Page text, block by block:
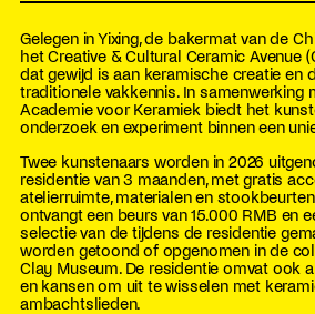
Gelegen in Yixing, de bakermat van de
het Creative & Cultural Ceramic Avenue
dat gewijd is aan keramische creatie en
traditionele vakkennis. In samenwerking
Academie voor Keramiek biedt het
onderzoek en experiment binnen een
Twee kunstenaars worden in 2026
residentie van 3 maanden, met gratis
atelierruimte, materialen en
ontvangt een beurs van 15.000 RMB en
selectie van de tijdens de residentie
worden getoond of opgenomen in de
Clay Museum. De residentie omvat ook
en kansen om uit te wisselen met
ambachtslieden.